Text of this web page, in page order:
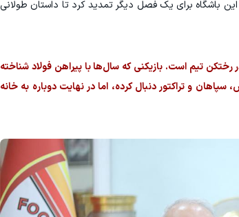
این باشگاه برای یک فصل دیگر تمدید کرد تا داستان طولانی
رختکن تیم است. بازیکنی که سال‌ها با پیراهن فولاد شناخته
و تراکتور دنبال کرده، اما در نهایت دوباره به خانه